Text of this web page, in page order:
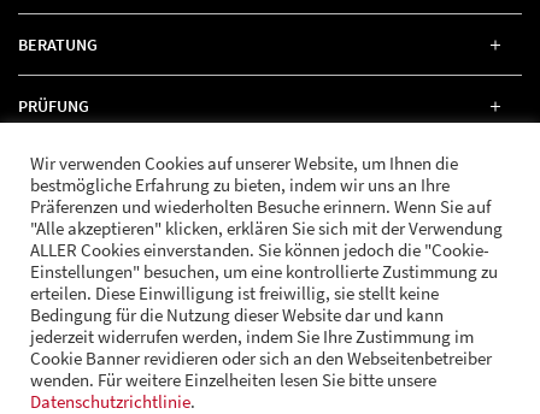
BERATUNG
PRÜFUNG
RECHT
FOLGE UNS
© Andrä Consulting Datenschutz
Wir verwenden Cookies auf unserer Website, um Ihnen die
bestmögliche Erfahrung zu bieten, indem wir uns an Ihre
Präferenzen und wiederholten Besuche erinnern. Wenn Sie auf
"Alle akzeptieren" klicken, erklären Sie sich mit der Verwendung
ALLER Cookies einverstanden. Sie können jedoch die "Cookie-
Einstellungen" besuchen, um eine kontrollierte Zustimmung zu
erteilen. Diese Einwilligung ist freiwillig, sie stellt keine
Bedingung für die Nutzung dieser Website dar und kann
jederzeit widerrufen werden, indem Sie Ihre Zustimmung im
Cookie Banner revidieren oder sich an den Webseitenbetreiber
wenden. Für weitere Einzelheiten lesen Sie bitte unsere
Datenschutzrichtlinie.